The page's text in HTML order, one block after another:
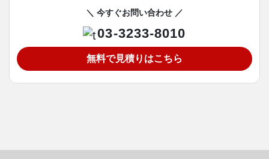
＼ 今すぐお問い合わせ ／
03-3233-8010
無料で見積りはこちら